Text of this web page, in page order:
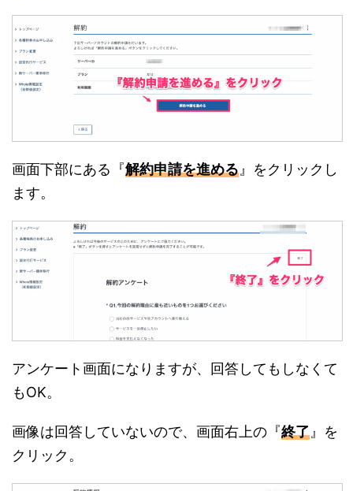
画面下部にある『解約申請を進める 』をクリックし
ます。
アンケート画面になりますが、回答してもしなくて
もOK。
画像は回答していないので、画面右上の『終了 』を
クリック。